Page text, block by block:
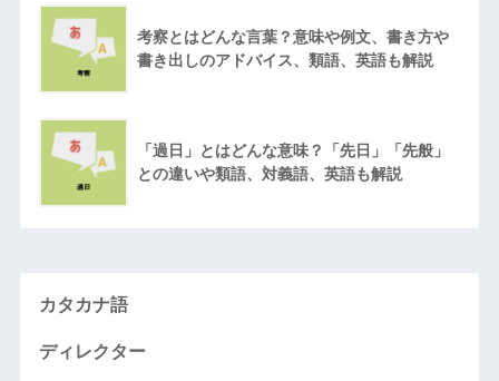
考察とはどんな言葉？意味や例文、書き方や
書き出しのアドバイス、類語、英語も解説
「過日」とはどんな意味？「先日」「先般」
との違いや類語、対義語、英語も解説
カタカナ語
ディレクター